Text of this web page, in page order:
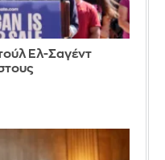
Ελ-Σαγέντ